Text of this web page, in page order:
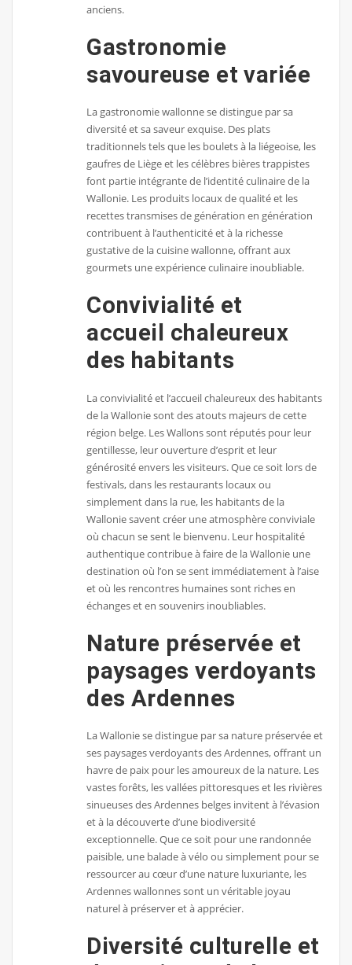
anciens.
Gastronomie
savoureuse et variée
La gastronomie wallonne se distingue par sa
diversité et sa saveur exquise. Des plats
traditionnels tels que les boulets à la liégeoise, les
gaufres de Liège et les célèbres bières trappistes
font partie intégrante de l’identité culinaire de la
Wallonie. Les produits locaux de qualité et les
recettes transmises de génération en génération
contribuent à l’authenticité et à la richesse
gustative de la cuisine wallonne, offrant aux
gourmets une expérience culinaire inoubliable.
Convivialité et
accueil chaleureux
des habitants
La convivialité et l’accueil chaleureux des habitants
de la Wallonie sont des atouts majeurs de cette
région belge. Les Wallons sont réputés pour leur
gentillesse, leur ouverture d’esprit et leur
générosité envers les visiteurs. Que ce soit lors de
festivals, dans les restaurants locaux ou
simplement dans la rue, les habitants de la
Wallonie savent créer une atmosphère conviviale
où chacun se sent le bienvenu. Leur hospitalité
authentique contribue à faire de la Wallonie une
destination où l’on se sent immédiatement à l’aise
et où les rencontres humaines sont riches en
échanges et en souvenirs inoubliables.
Nature préservée et
paysages verdoyants
des Ardennes
La Wallonie se distingue par sa nature préservée et
ses paysages verdoyants des Ardennes, offrant un
havre de paix pour les amoureux de la nature. Les
vastes forêts, les vallées pittoresques et les rivières
sinueuses des Ardennes belges invitent à l’évasion
et à la découverte d’une biodiversité
exceptionnelle. Que ce soit pour une randonnée
paisible, une balade à vélo ou simplement pour se
ressourcer au cœur d’une nature luxuriante, les
Ardennes wallonnes sont un véritable joyau
naturel à préserver et à apprécier.
Diversité culturelle et